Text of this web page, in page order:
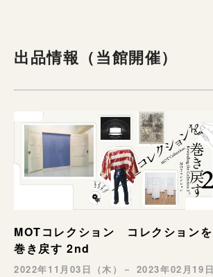
出品情報（当館開催）
MOTコレクション コレクションを
巻き戻す 2nd
2022年11月03日（木）－ 2023年02月19日